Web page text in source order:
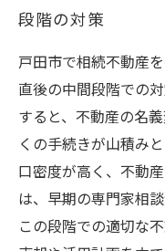
段階の対策
戸田市で相続不動産
直後の中間段階での
すると、不動産の名
くの手続きが山積み
口密度が高く、不動
は、早期の専門家相
この段階での適切な